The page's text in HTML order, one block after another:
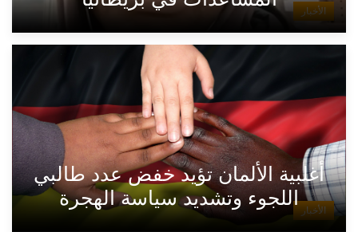
الأخبار
الأخبار
أغلبية الألمان تؤيد خفض عدد طالبي
اللجوء وتشديد سياسة الهجرة